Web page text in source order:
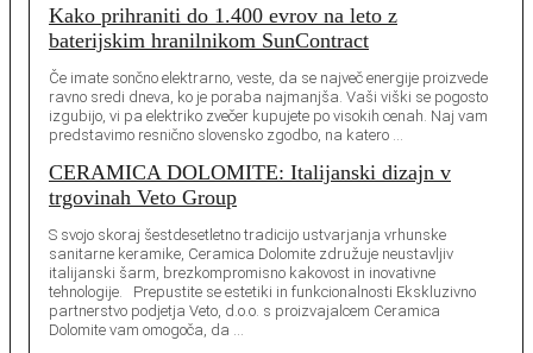
Kako prihraniti do 1.400 evrov na leto z
baterijskim hranilnikom SunContract
Če imate sončno elektrarno, veste, da se največ energije proizvede
ravno sredi dneva, ko je poraba najmanjša. Vaši viški se pogosto
izgubijo, vi pa elektriko zvečer kupujete po visokih cenah. Naj vam
predstavimo resnično slovensko zgodbo, na katero …
CERAMICA DOLOMITE: Italijanski dizajn v
trgovinah Veto Group
S svojo skoraj šestdesetletno tradicijo ustvarjanja vrhunske
sanitarne keramike, Ceramica Dolomite združuje neustavljiv
italijanski šarm, brezkompromisno kakovost in inovativne
tehnologije. Prepustite se estetiki in funkcionalnosti Ekskluzivno
partnerstvo podjetja Veto, d.o.o. s proizvajalcem Ceramica
Dolomite vam omogoča, da …